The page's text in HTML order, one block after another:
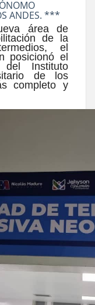
ANDES. ***
área de
de la
el
posicionó el
del Instituto
de los
completo y